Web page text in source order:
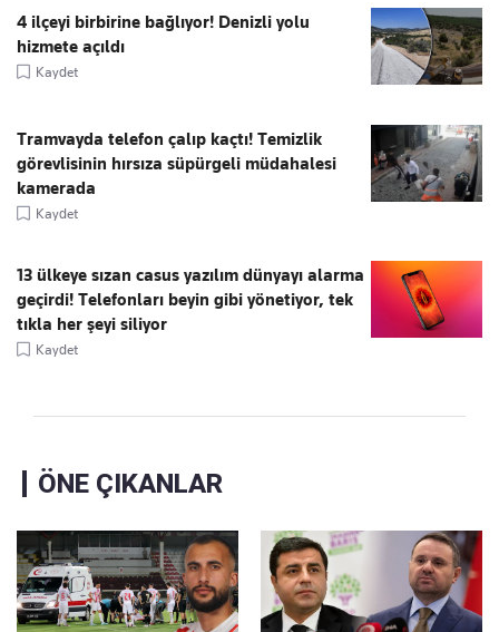
4 ilçeyi birbirine bağlıyor! Denizli yolu
hizmete açıldı
Kaydet
Tramvayda telefon çalıp kaçtı! Temizlik
görevlisinin hırsıza süpürgeli müdahalesi
kamerada
Kaydet
13 ülkeye sızan casus yazılım dünyayı alarma
geçirdi! Telefonları beyin gibi yönetiyor, tek
tıkla her şeyi siliyor
Kaydet
ÖNE ÇIKANLAR